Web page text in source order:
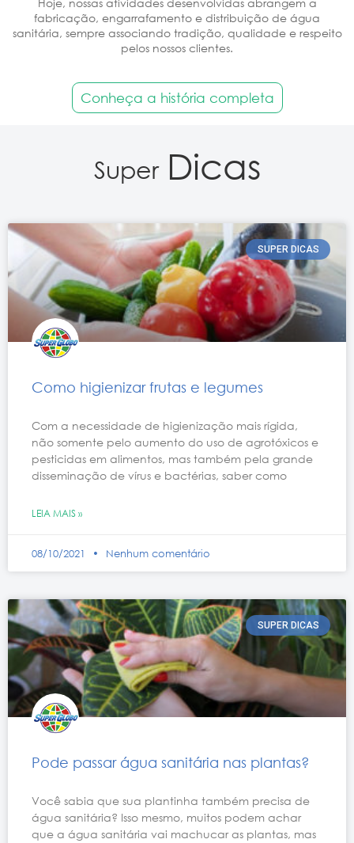
fabricação, engarrafamento e distribuição de água
sanitária, sempre associando tradição, qualidade e respeito
pelos nossos clientes.
Conheça a história completa
Super Dicas
SUPER DICAS
Como higienizar frutas e legumes
Com a necessidade de higienização mais rígida,
não somente pelo aumento do uso de agrotóxicos e
pesticidas em alimentos, mas também pela grande
disseminação de vírus e bactérias, saber como
LEIA MAIS »
08/10/2021 Nenhum comentário
SUPER DICAS
Pode passar água sanitária nas plantas?
Você sabia que sua plantinha também precisa de
água sanitária? Isso mesmo, muitos podem achar
que a água sanitária vai machucar as plantas, mas